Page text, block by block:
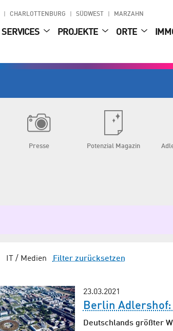
CHARLOTTENBURG SÜDWEST MARZAHN
SERVICES PROJEKTE ORTE
Presse Potenzial Magazin
IT / Medien Filter zurücksetzen
23.03.2021
Berlin
Deutschlands größter